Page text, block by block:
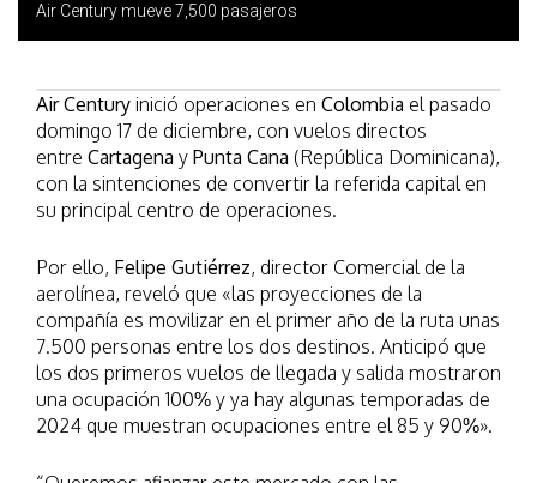
Air Century mueve 7,500 pasajeros
Air Century inició operaciones en Colombia el pasado
domingo 17 de diciembre, con vuelos directos
entre Cartagena y Punta Cana (República Dominicana),
con la sintenciones de convertir la referida capital en
su principal centro de operaciones.
Por ello, Felipe Gutiérrez, director Comercial de la
aerolínea, reveló que «las proyecciones de la
compañía es movilizar en el primer año de la ruta unas
7.500 personas entre los dos destinos. Anticipó que
los dos primeros vuelos de llegada y salida mostraron
una ocupación 100% y ya hay algunas temporadas de
2024 que muestran ocupaciones entre el 85 y 90%».